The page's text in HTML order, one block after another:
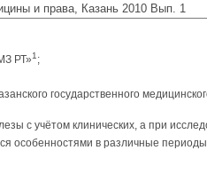
и права, Казань 2010 Вып. 1
РТ»1;
государственного
с учётом клинических, а при
особенностями в различные